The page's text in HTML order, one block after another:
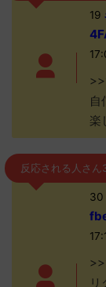
19
自
楽
反応される人さん
30
リ